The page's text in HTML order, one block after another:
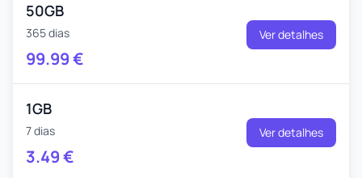
50GB
365 dias
99.99€
Ver detalhes
1GB
7 dias
3.49€
Ver detalhes